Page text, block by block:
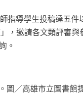
指導學生投稿達五件
，邀請各文類評審與
。
圖／高雄市立圖書館